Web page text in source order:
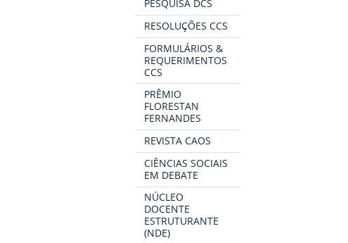
PESQUISA DCS
RESOLUÇÕES CCS
FORMULÁRIOS &
REQUERIMENTOS
CCS
PRÊMIO
FLORESTAN
FERNANDES
REVISTA CAOS
CIÊNCIAS SOCIAIS
EM DEBATE
NÚCLEO
DOCENTE
ESTRUTURANTE
(NDE)